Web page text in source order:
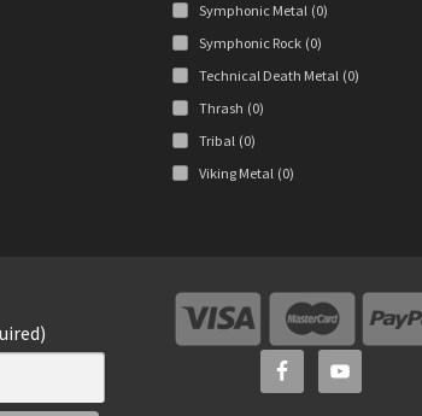
Symphonic Metal (0)
Symphonic Rock (0)
Technical Death Metal (0)
Thrash (0)
Tribal (0)
Viking Metal (0)